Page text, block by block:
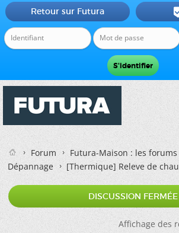
Retour sur Futura
Forum
Futura-Maison : les
Dépannage
[Thermique]Releve de
DISCUSSION FERMÉE
Affichage des